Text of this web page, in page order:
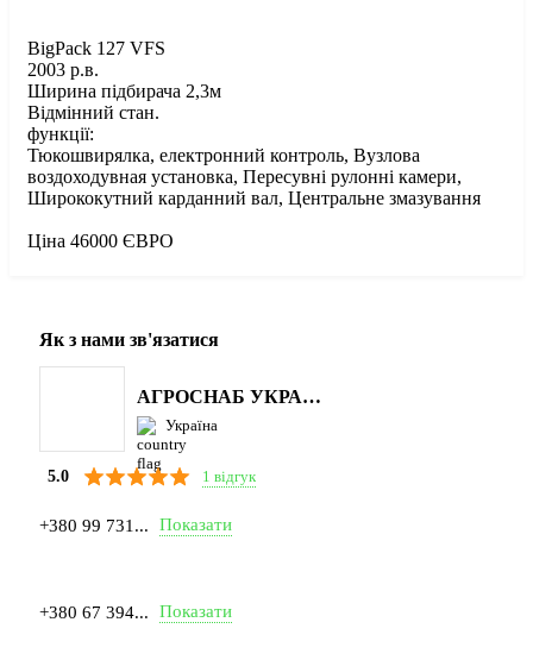
BigPack 127 VFS
2003 р.в.
Ширина підбирача 2,3м
Відмінний стан.
функції:
Тюкошвирялка, електронний контроль, Вузлова
воздоходувная установка, Пересувні рулонні камери,
Ширококутний карданний вал, Центральне змазування
Ціна 46000 ЄВРО
Як з нами зв'язатися
АГРОСНАБ УКРАЇНА
Україна
5.0 1 відгук
+380 99 731... Показати
+380 67 394... Показати